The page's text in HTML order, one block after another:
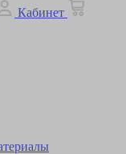
Кабинет